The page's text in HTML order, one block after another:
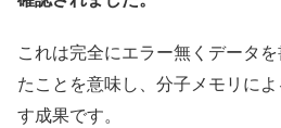
これは完全にエラー無くデータ
たことを意味し、分子メモリに
す成果です。